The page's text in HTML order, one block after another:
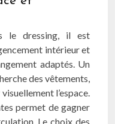
le dressing, il est
intérieur et
adaptés. Un
des vêtements,
l’espace.
permet de gagner
Le choix des